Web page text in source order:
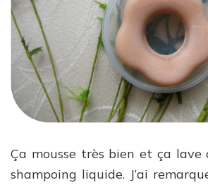
Ça mousse très bien et ça lave
shampoing liquide. J’ai